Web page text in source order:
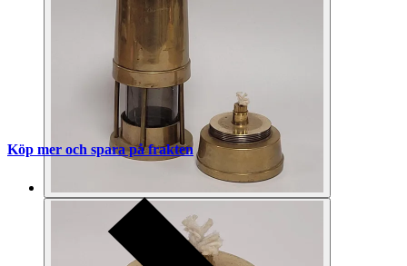
Köp mer och spara på frakten